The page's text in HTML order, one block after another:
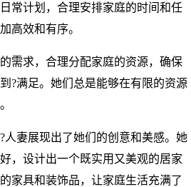
常计划，合理安排家庭的时间和任
高效和有序。
需求，合理分配家庭的资源，确保
?满足。她们总是能够在有限的资源
人妻展现出了她们的创意和美感。她
，设计出一个既实用又美观的居家
家具和装饰品，让家庭生活充满了